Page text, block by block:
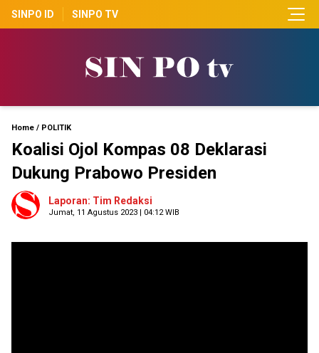
SINPO ID SINPO TV
Home / POLITIK
Koalisi Ojol Kompas 08 Deklarasi
Dukung Prabowo Presiden
Laporan: Tim Redaksi
Jumat, 11 Agustus 2023 | 04:12 WIB